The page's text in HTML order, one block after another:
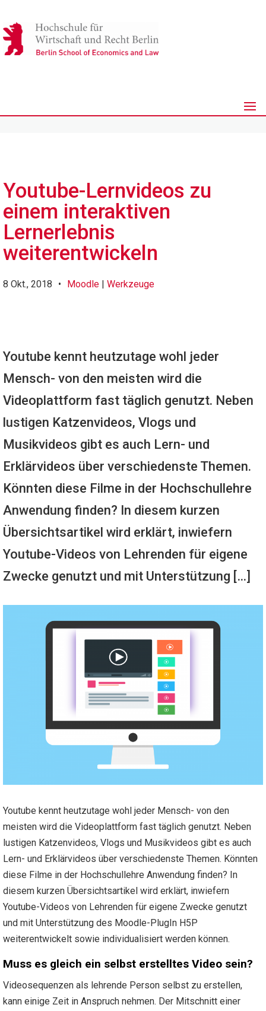
Youtube-Lernvideos zu
einem interaktiven
Lernerlebnis
weiterentwickeln
8 Okt., 2018 • Moodle | Werkzeuge
Youtube kennt heutzutage wohl jeder
Mensch- von den meisten wird die
Videoplattform fast täglich genutzt. Neben
lustigen Katzenvideos, Vlogs und
Musikvideos gibt es auch Lern- und
Erklärvideos über verschiedenste Themen.
Könnten diese Filme in der Hochschullehre
Anwendung finden? In diesem kurzen
Übersichtsartikel wird erklärt, inwiefern
Youtube-Videos von Lehrenden für eigene
Zwecke genutzt und mit Unterstützung […]
Youtube kennt heutzutage wohl jeder Mensch- von den
meisten wird die Videoplattform fast täglich genutzt. Neben
lustigen Katzenvideos, Vlogs und Musikvideos gibt es auch
Lern- und Erklärvideos über verschiedenste Themen. Könnten
diese Filme in der Hochschullehre Anwendung finden? In
diesem kurzen Übersichtsartikel wird erklärt, inwiefern
Youtube-Videos von Lehrenden für eigene Zwecke genutzt
und mit Unterstützung des Moodle-PlugIn H5P
weiterentwickelt sowie individualisiert werden können.
Muss es gleich ein selbst erstelltes Video sein?
Videosequenzen als lehrende Person selbst zu erstellen,
kann einige Zeit in Anspruch nehmen. Der Mitschnitt einer